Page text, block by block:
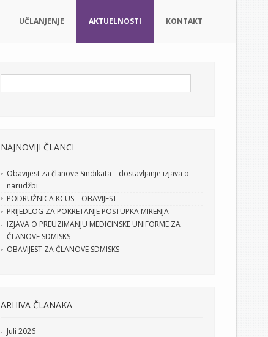
UČLANJENJE AKTUELNOSTI KONTAKT
NAJNOVIJI ČLANCI
Obavijest za članove Sindikata – dostavljanje izjava o
narudžbi
PODRUŽNICA KCUS – OBAVIJEST
PRIJEDLOG ZA POKRETANJE POSTUPKA MIRENJA
IZJAVA O PREUZIMANJU MEDICINSKE UNIFORME ZA
ČLANOVE SDMISKS
OBAVIJEST ZA ČLANOVE SDMISKS
ARHIVA ČLANAKA
Juli 2026